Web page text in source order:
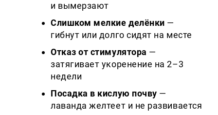
и вымерзают
Слишком мелкие делёнки —
гибнут или долго сидят на месте
Отказ от стимулятора —
затягивает укоренение на 2–3
недели
Посадка в кислую почву —
лаванда желтеет и не развивается